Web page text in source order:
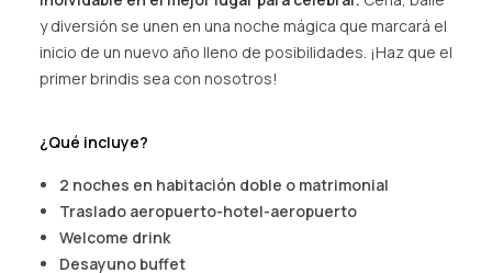
RESTAURANTES
SPA
ES
(+51) 01 200 9200
AGENCIAS/EMPRESAS
y diversión se unen en una noche mágica que marcará el
inicio de un nuevo año lleno de posibilidades. ¡Haz que el
primer brindis sea con nosotros!
¿Qué incluye?
2 noches en habitación doble o matrimonial​
Traslado aeropuerto-hotel-aeropuerto​
Welcome drink​
Desayuno buffet​